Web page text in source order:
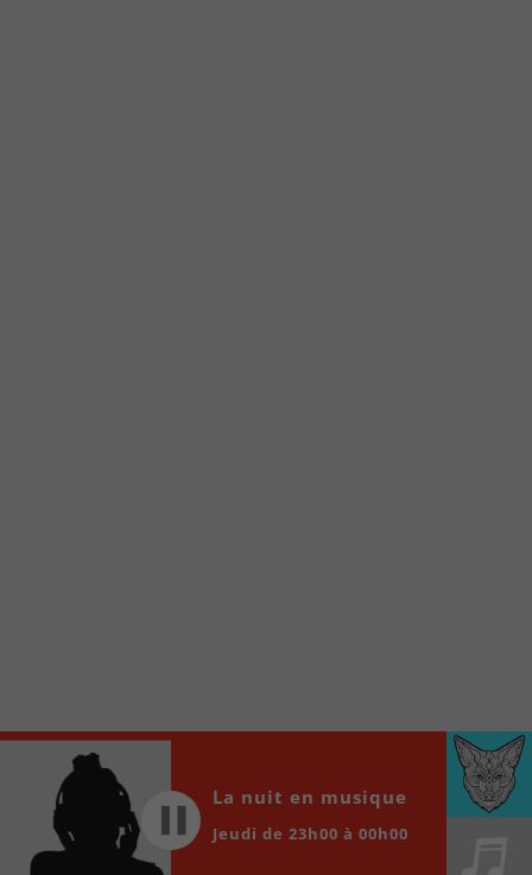
Audio
Player
00:00 00:00
La nuit en musique
Jeudi de 23h00 à 00h00